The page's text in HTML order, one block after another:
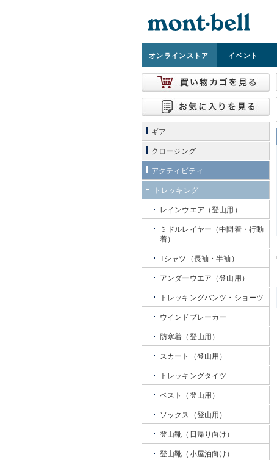
オンラインストア イベント
ギア
クロージング
アクティビティ
トレッキング
レインウエア（登山用）
ミドルレイヤー（中間着・行動
着）
Tシャツ（長袖・半袖）
アンダーウエア（登山用）
トレッキングパンツ・ショーツ
ウインドブレーカー
防寒着（登山用）
スカート（登山用）
トレッキングタイツ
ベスト（登山用）
ソックス（登山用）
登山靴（日帰り向け）
登山靴（小屋泊向け）